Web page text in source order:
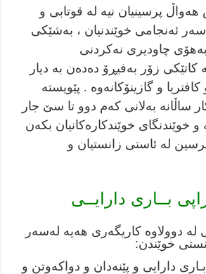
پرسینیان نیە لە قوتابی و
ئەنجامی خوێندنیان ، بەشێکی
چاودیری نەکردنی
کاتێکی زۆر بەفیڕۆ دەدەن بە دیار
و گازینۆکانەوە . پێویستە
ساڵانە بەلانی کەم دوو تا سێ جار
و خوێندنگای خوێندکارەکانیان بکەن
لە ئاستی زانستیان و
بــاری دارایــی
لە دوولاوە کاریگەری هەیە لەسەر
خوێندن:
دارایی و پێنەدان و دواکەوتن و